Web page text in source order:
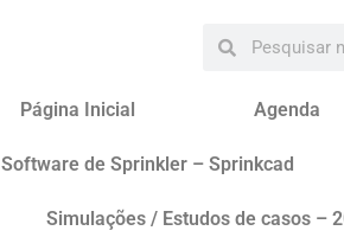
Página Inicial Agenda
Software de Sprinkler – Sprinkcad
Simulações / Estudos de casos –